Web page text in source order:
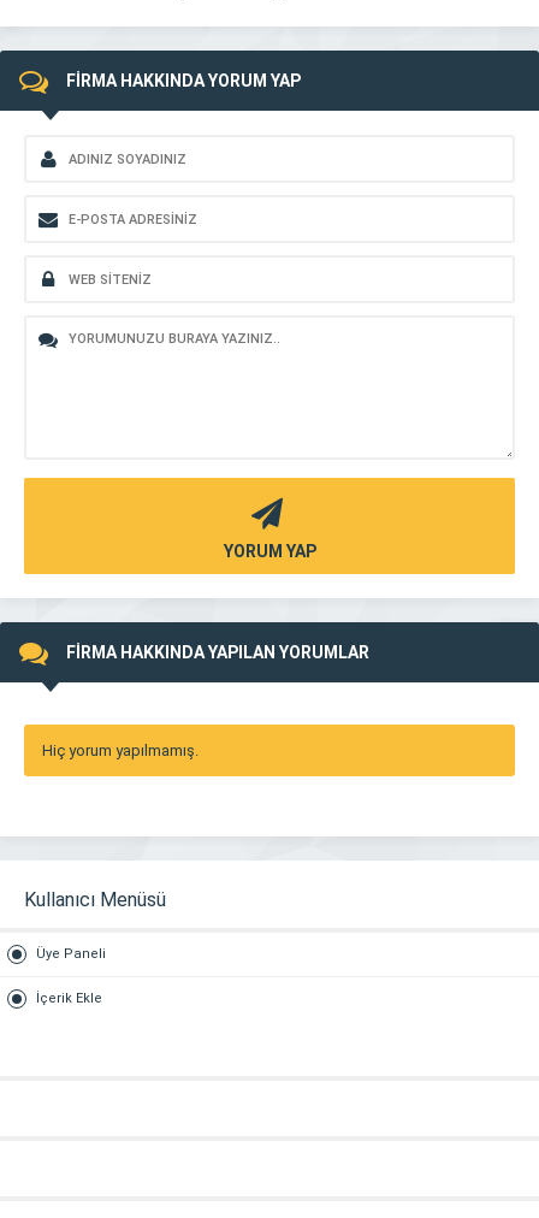
FİRMA HAKKINDA YORUM YAP
YORUM YAP
FİRMA HAKKINDA YAPILAN YORUMLAR
Hiç yorum yapılmamış.
Kullanıcı Menüsü
Üye Paneli
İçerik Ekle